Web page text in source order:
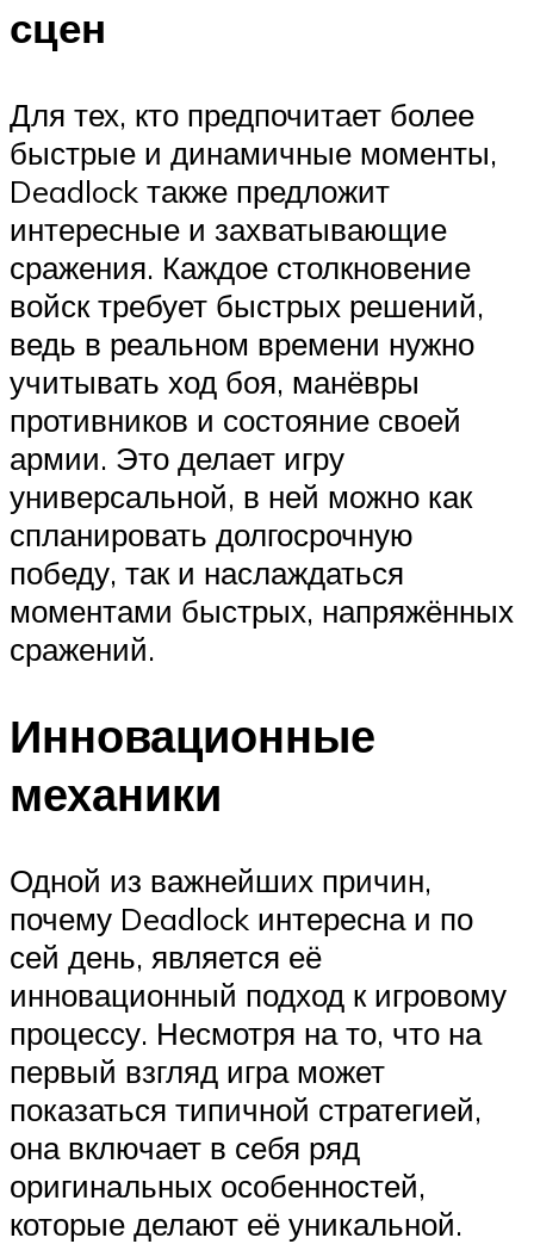
сцен
Для тех, кто предпочитает более
быстрые и динамичные моменты,
Deadlock также предложит
интересные и захватывающие
сражения. Каждое столкновение
войск требует быстрых решений,
ведь в реальном времени нужно
учитывать ход боя, манёвры
противников и состояние своей
армии. Это делает игру
универсальной, в ней можно как
спланировать долгосрочную
победу, так и наслаждаться
моментами быстрых, напряжённых
сражений.
Инновационные
механики
Одной из важнейших причин,
почему Deadlock интересна и по
сей день, является её
инновационный подход к игровому
процессу. Несмотря на то, что на
первый взгляд игра может
показаться типичной стратегией,
она включает в себя ряд
оригинальных особенностей,
которые делают её уникальной.